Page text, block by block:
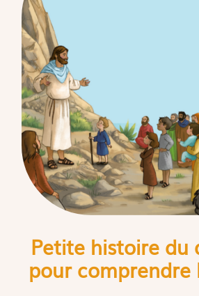
Petite histoire du
pour comprendre